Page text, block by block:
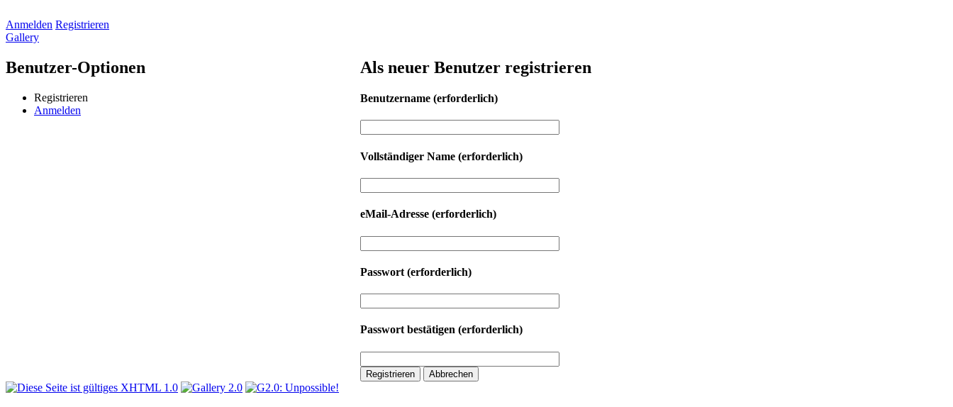
Anmelden Registrieren
Gallery
Benutzer-Optionen
Registrieren
Anmelden
Als neuer Benutzer registrieren
Benutzername (erforderlich)
Vollständiger Name (erforderlich)
eMail-Adresse (erforderlich)
Passwort (erforderlich)
Passwort bestätigen (erforderlich)